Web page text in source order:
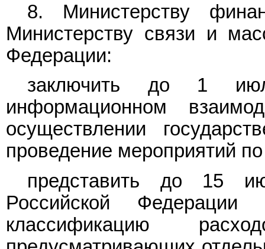
8. Министерству
Министерству связи и
Федерации:
заключить до 1
информационном
осуществлении
проведение мероприятий
представить до 15
Российской
классификацию